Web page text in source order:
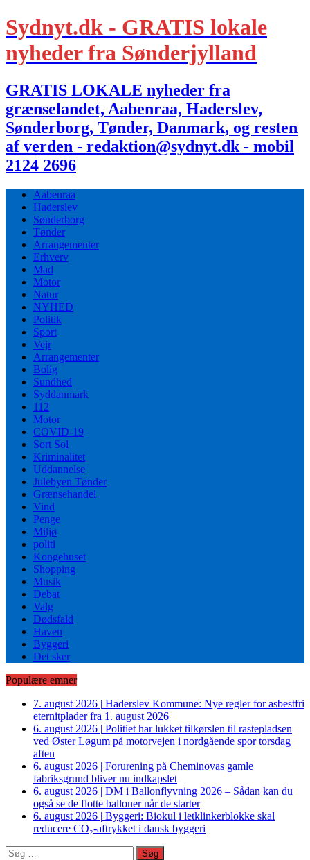
Sydnyt.dk - GRATIS lokale
nyheder fra Sønderjylland
GRATIS LOKALE nyheder fra
grænselandet, Aabenraa, Haderslev,
Sønderborg, Tønder, Danmark, og resten
af verden - redaktion@sydnyt.dk - mobil
2124 2696
Aabenraa
Haderslev
Sønderborg
Tønder
Arrangementer
Erhverv
Mad
Motor
Natur
NYHED
Politik
Sport
Vejr
Arrangementer
Bolig
Sundhed
Syddanmark
112
Motor
COVID-19
Sort Sol
Kriminalitet
Uddannelse
Julebyen Tønder
Grænsehandel
Vind
Penge
Miljø
politi
Kongehuset
Shopping
Musik
Debat
Valg
Dødsfald
Haven
Byggeri
Det sker
Populære emner
7. august 2026 | Haderslev Kommune: Nye regler for asbestfri
eternitplader fra 1. august 2026
6. august 2026 | Politiet har lukket tilkørslen til rastepladsen
ved Øster Løgum på motorvejen i nordgående spor torsdag
aften
6. august 2026 | Forurening på Cheminovas gamle
fabriksgrund bliver nu indkapslet
6. august 2026 | DM i Ballonflyvning 2026 – Sådan kan du
også se de flotte balloner når de starter
6. august 2026 | Byggeri: Biokul i letklinkerblokke skal
reducere CO₂-aftrykket i dansk byggeri
Søg